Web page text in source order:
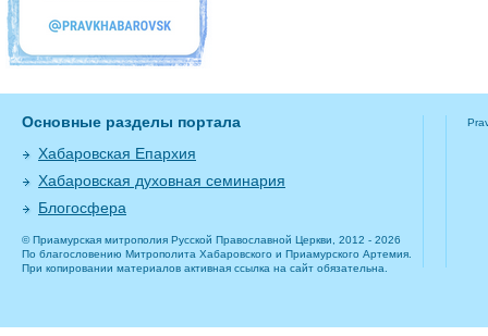
Основные разделы портала
Хабаровская Епархия
Хабаровская духовная семинария
Блогосфера
© Приамурская митрополия Русской Православной Церкви, 2012 - 2026
По благословению Митрополита Хабаровского и Приамурского Артемия.
При копировании материалов активная ссылка на сайт обязательна.